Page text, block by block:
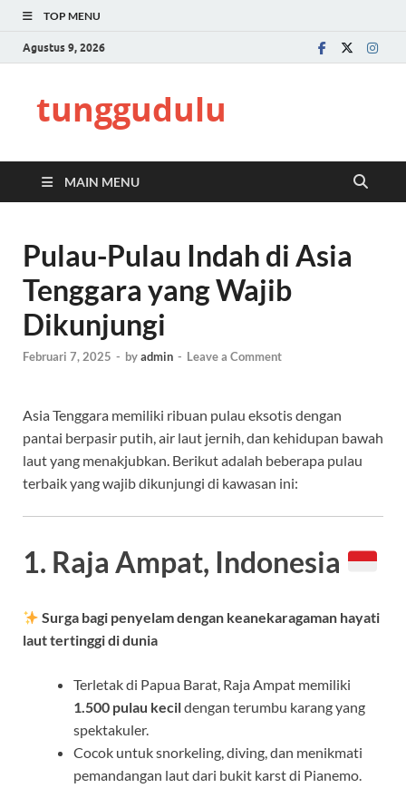
TOP MENU
Agustus 9, 2026
tunggudulu
MAIN MENU
Pulau-Pulau Indah di Asia
Tenggara yang Wajib
Dikunjungi
Februari 7, 2025 - byadmin - Leave a Comment
Asia Tenggara memiliki ribuan pulau eksotis dengan
pantai berpasir putih, air laut jernih, dan kehidupan bawah
laut yang menakjubkan. Berikut adalah beberapa pulau
terbaik yang wajib dikunjungi di kawasan ini:
1. Raja Ampat, Indonesia
Surga bagi penyelam dengan keanekaragaman hayati
laut tertinggi di dunia
Terletak di Papua Barat, Raja Ampat memiliki
1.500 pulau kecildengan terumbu karang yang
spektakuler.
Cocok untuk snorkeling, diving, dan menikmati
pemandangan laut dari bukit karst di Pianemo.